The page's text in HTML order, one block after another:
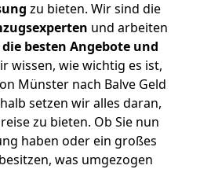
zu bieten. Wir sind die
und arbeiten
die besten Angebote und
wissen, wie wichtig es ist,
Münster nach Balve Geld
setzen wir alles daran,
zu bieten. Ob Sie nun
haben oder ein großes
was umgezogen